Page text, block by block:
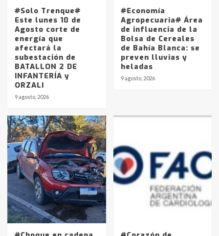
#Solo Trenque#
Este lunes 10 de
Agosto corte de
energía que
afectará la
subestación de
BATALLON 2 DE
INFANTERÍA y
ORZALI
9 agosto, 2026
#Economía
Agropecuaria# Área
de influencia de la
Bolsa de Cereales
de Bahía Blanca: se
preven lluvias y
heladas
9 agosto, 2026